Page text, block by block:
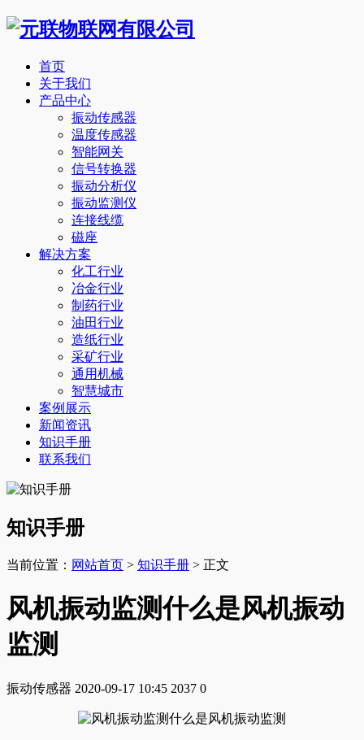
首页
关于我们
产品中心
振动传感器
温度传感器
智能网关
信号转换器
振动分析仪
振动监测仪
连接线缆
磁座
解决方案
化工行业
冶金行业
制药行业
油田行业
造纸行业
采矿行业
通用机械
智慧城市
案例展示
新闻资讯
知识手册
联系我们
知识手册
当前位置： 网站首页 > 知识手册 > 正文
风机振动监测什么是风机振动
监测
振动传感器 2020-09-17 10:45 2037 0